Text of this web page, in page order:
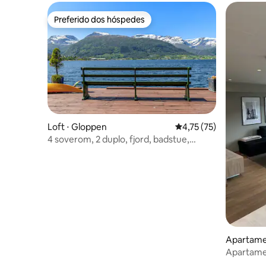
Preferido dos hóspedes
Preferido dos hóspedes
Loft ⋅ Gloppen 4,75 de uma avaliação
4,75 (75)
4 soverom, 2 duplo, fjord, badstue,